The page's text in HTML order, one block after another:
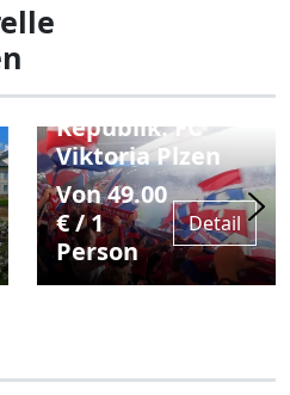
Tschechischen
Republik: FC
Viktoria Plzen
Von 49.00
€ / 1
Person
Detail